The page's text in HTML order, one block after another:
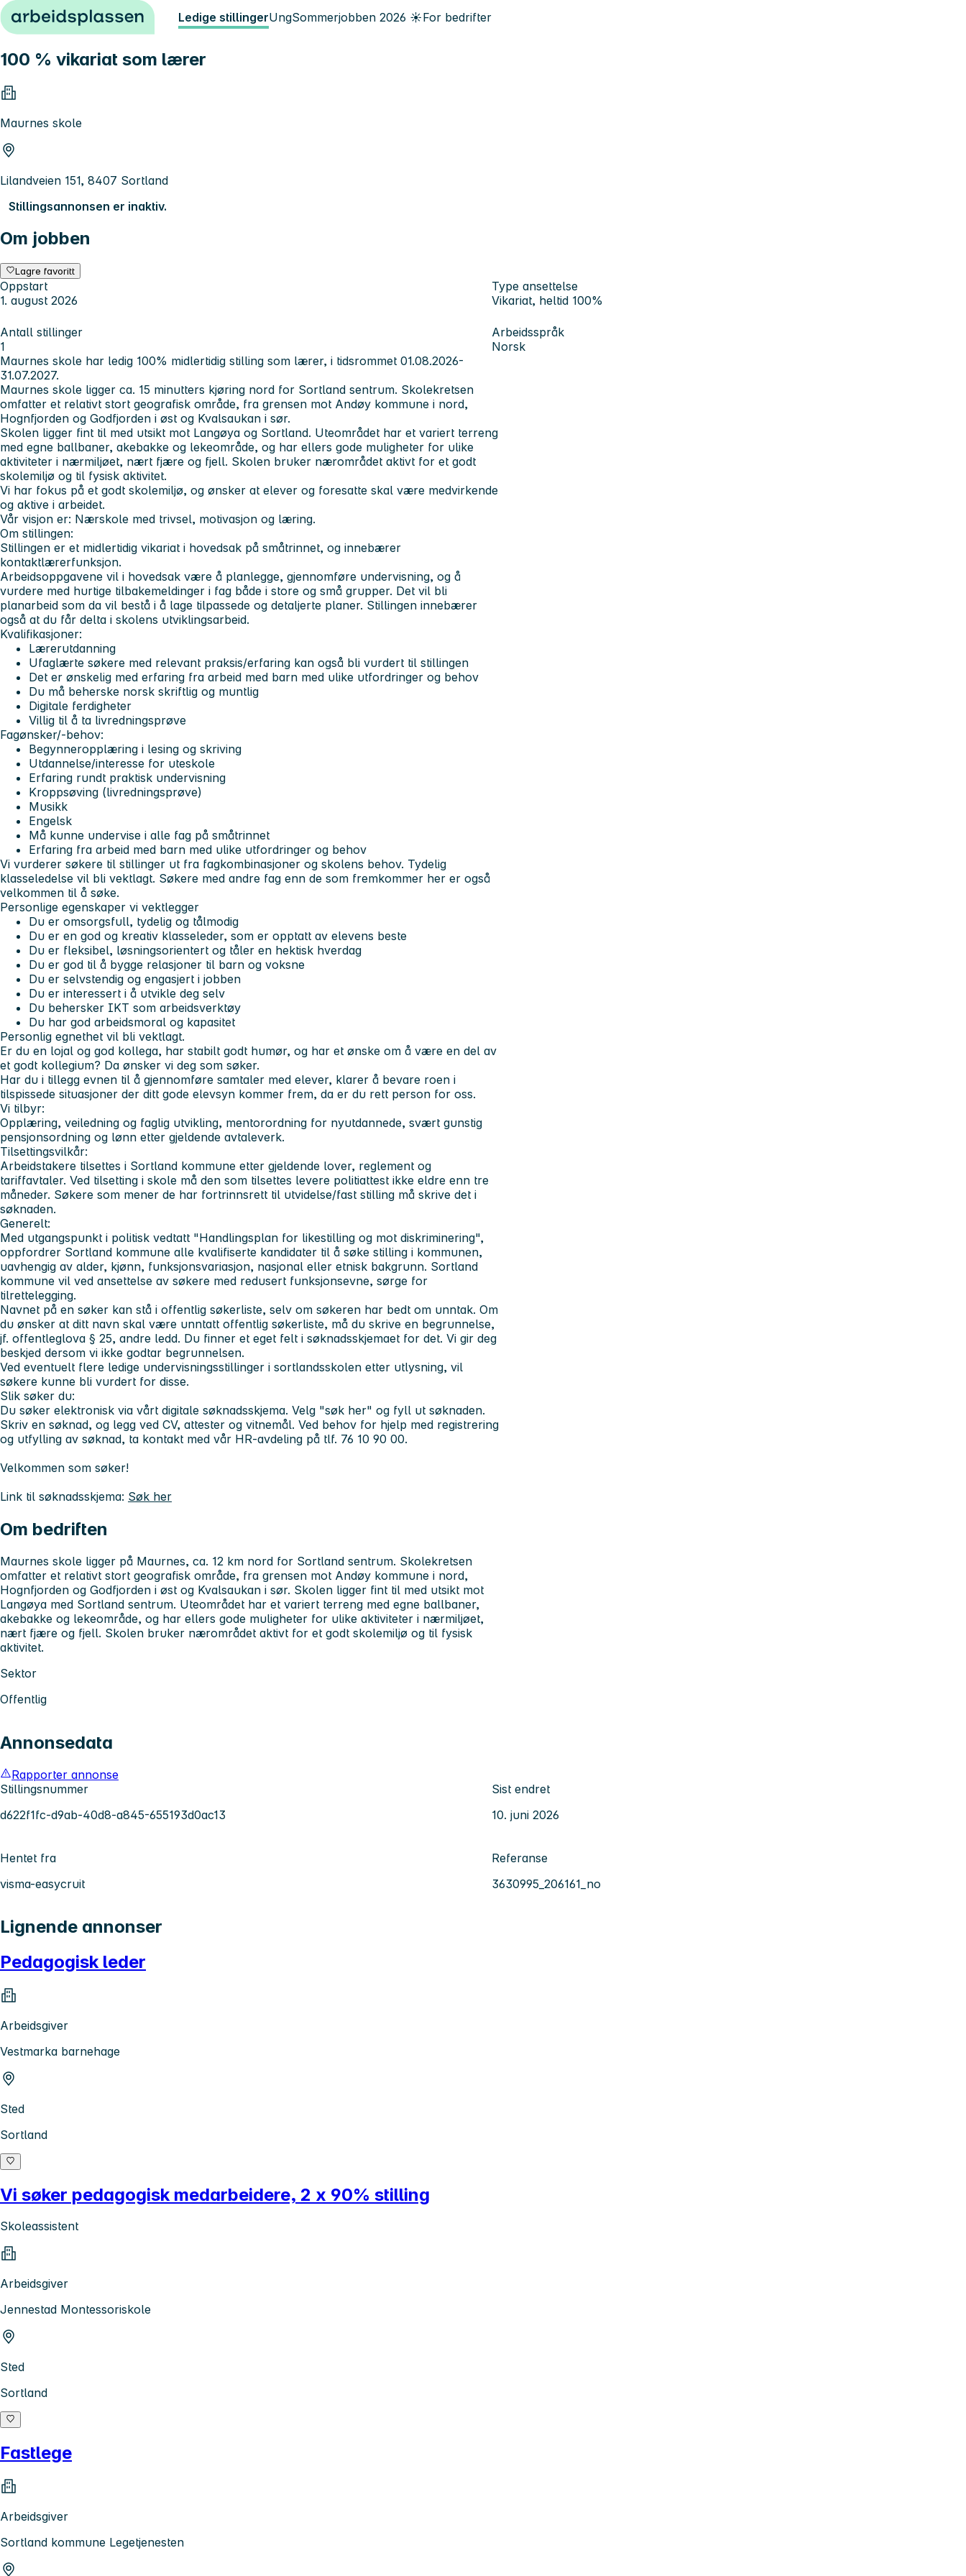
Hopp til innhold Ledige stillingerUngSommerjobben 2026 ☀️For bedrifter
100 % vikariat som lærer
Maurnes skole
Lilandveien 151, 8407 Sortland
Stillingsannonsen er inaktiv.
Om jobben
Lagre favoritt
Oppstart
1. august 2026
Type ansettelse
Vikariat, heltid 100%
Antall stillinger
1
Arbeidsspråk
Norsk
Maurnes skole har ledig 100% midlertidig stilling som lærer, i tidsrommet 01.08.2026-
31.07.2027.
Maurnes skole ligger ca. 15 minutters kjøring nord for Sortland sentrum. Skolekretsen
omfatter et relativt stort geografisk område, fra grensen mot Andøy kommune i nord,
Hognfjorden og Godfjorden i øst og Kvalsaukan i sør.
Skolen ligger fint til med utsikt mot Langøya og Sortland. Uteområdet har et variert terreng
med egne ballbaner, akebakke og lekeområde, og har ellers gode muligheter for ulike
aktiviteter i nærmiljøet, nært fjære og fjell. Skolen bruker nærområdet aktivt for et godt
skolemiljø og til fysisk aktivitet.
Vi har fokus på et godt skolemiljø, og ønsker at elever og foresatte skal være medvirkende
og aktive i arbeidet.
Vår visjon er: Nærskole med trivsel, motivasjon og læring.
Om stillingen:
Stillingen er et midlertidig vikariat i hovedsak på småtrinnet, og innebærer
kontaktlærerfunksjon.
Arbeidsoppgavene vil i hovedsak være å planlegge, gjennomføre undervisning, og å
vurdere med hurtige tilbakemeldinger i fag både i store og små grupper. Det vil bli
planarbeid som da vil bestå i å lage tilpassede og detaljerte planer. Stillingen innebærer
også at du får delta i skolens utviklingsarbeid.
Kvalifikasjoner:
Lærerutdanning
Ufaglærte søkere med relevant praksis/erfaring kan også bli vurdert til stillingen
Det er ønskelig med erfaring fra arbeid med barn med ulike utfordringer og behov
Du må beherske norsk skriftlig og muntlig
Digitale ferdigheter
Villig til å ta livredningsprøve
Fagønsker/-behov:
Begynneropplæring i lesing og skriving
Utdannelse/interesse for uteskole
Erfaring rundt praktisk undervisning
Kroppsøving (livredningsprøve)
Musikk
Engelsk
Må kunne undervise i alle fag på småtrinnet
Erfaring fra arbeid med barn med ulike utfordringer og behov
Vi vurderer søkere til stillinger ut fra fagkombinasjoner og skolens behov. Tydelig
klasseledelse vil bli vektlagt. Søkere med andre fag enn de som fremkommer her er også
velkommen til å søke.
Personlige egenskaper vi vektlegger
Du er omsorgsfull, tydelig og tålmodig
Du er en god og kreativ klasseleder, som er opptatt av elevens beste
Du er fleksibel, løsningsorientert og tåler en hektisk hverdag
Du er god til å bygge relasjoner til barn og voksne
Du er selvstendig og engasjert i jobben
Du er interessert i å utvikle deg selv
Du behersker IKT som arbeidsverktøy
Du har god arbeidsmoral og kapasitet
Personlig egnethet vil bli vektlagt.
Er du en lojal og god kollega, har stabilt godt humør, og har et ønske om å være en del av
et godt kollegium? Da ønsker vi deg som søker.
Har du i tillegg evnen til å gjennomføre samtaler med elever, klarer å bevare roen i
tilspissede situasjoner der ditt gode elevsyn kommer frem, da er du rett person for oss.
Vi tilbyr:
Opplæring, veiledning og faglig utvikling, mentorordning for nyutdannede, svært gunstig
pensjonsordning og lønn etter gjeldende avtaleverk.
Tilsettingsvilkår:
Arbeidstakere tilsettes i Sortland kommune etter gjeldende lover, reglement og
tariffavtaler. Ved tilsetting i skole må den som tilsettes levere politiattest ikke eldre enn tre
måneder. Søkere som mener de har fortrinnsrett til utvidelse/fast stilling må skrive det i
søknaden.
Generelt:
Med utgangspunkt i politisk vedtatt "Handlingsplan for likestilling og mot diskriminering",
oppfordrer Sortland kommune alle kvalifiserte kandidater til å søke stilling i kommunen,
uavhengig av alder, kjønn, funksjonsvariasjon, nasjonal eller etnisk bakgrunn. Sortland
kommune vil ved ansettelse av søkere med redusert funksjonsevne, sørge for
tilrettelegging.
Navnet på en søker kan stå i offentlig søkerliste, selv om søkeren har bedt om unntak. Om
du ønsker at ditt navn skal være unntatt offentlig søkerliste, må du skrive en begrunnelse,
jf. offentleglova § 25, andre ledd. Du finner et eget felt i søknadsskjemaet for det. Vi gir deg
beskjed dersom vi ikke godtar begrunnelsen.
Ved eventuelt flere ledige undervisningsstillinger i sortlandsskolen etter utlysning, vil
søkere kunne bli vurdert for disse.
Slik søker du:
Du søker elektronisk via vårt digitale søknadsskjema. Velg "søk her" og fyll ut søknaden.
Skriv en søknad, og legg ved CV, attester og vitnemål. Ved behov for hjelp med registrering
og utfylling av søknad, ta kontakt med vår HR-avdeling på tlf. 76 10 90 00.
Velkommen som søker!
Link til søknadsskjema: Søk her
Om bedriften
Maurnes skole ligger på Maurnes, ca. 12 km nord for Sortland sentrum. Skolekretsen
omfatter et relativt stort geografisk område, fra grensen mot Andøy kommune i nord,
Hognfjorden og Godfjorden i øst og Kvalsaukan i sør. Skolen ligger fint til med utsikt mot
Langøya med Sortland sentrum. Uteområdet har et variert terreng med egne ballbaner,
akebakke og lekeområde, og har ellers gode muligheter for ulike aktiviteter i nærmiljøet,
nært fjære og fjell. Skolen bruker nærområdet aktivt for et godt skolemiljø og til fysisk
aktivitet.
Sektor
Offentlig
Annonsedata
Rapporter annonse
Stillingsnummer
d622f1fc-d9ab-40d8-a845-655193d0ac13
Sist endret
10. juni 2026
Hentet fra
visma-easycruit
Referanse
3630995_206161_no
Lignende annonser
Pedagogisk leder
Arbeidsgiver
Vestmarka barnehage
Sted
Sortland
Vi søker pedagogisk medarbeidere, 2 x 90% stilling
Skoleassistent
Arbeidsgiver
Jennestad Montessoriskole
Sted
Sortland
Fastlege
Arbeidsgiver
Sortland kommune Legetjenesten